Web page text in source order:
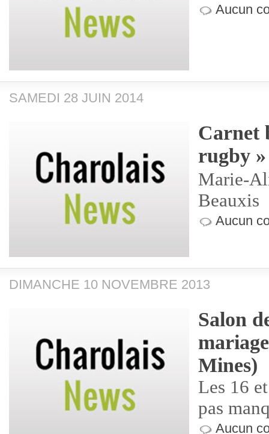
Aucun
SAMEDI 28 JUIN 2014
Carnet
rugby
Marie-
Beauxis
Aucun
DIMANCHE 10 NOVEMBRE 2013
Salon
Mines)
Les 16
pas
Aucun